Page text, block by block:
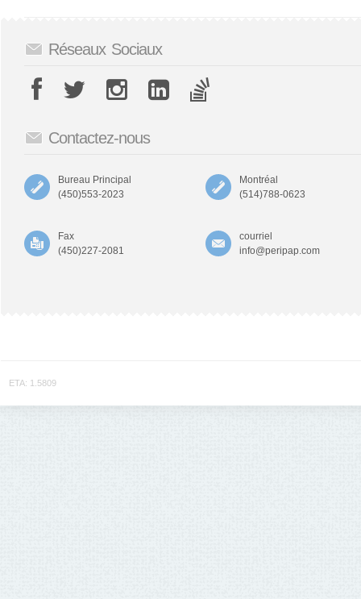
Réseaux Sociaux
Contactez-nous
Bureau Principal
(450)553-2023
Montréal
(514)788-0623
Fax
(450)227-2081
courriel
info@peripap.com
ETA: 1.5809